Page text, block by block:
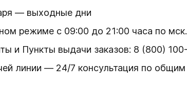
— выходные дни
режиме с 09:00 до 21:00 часа по мск.
и Пункты выдачи заказов: 8 (800)
линии — 24/7 консультация по